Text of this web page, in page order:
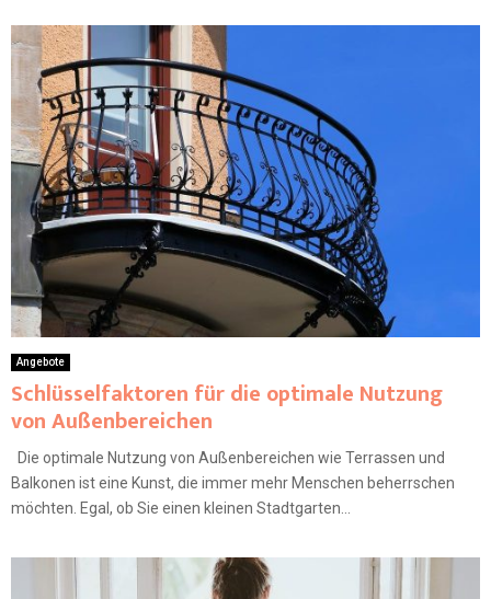
Angebote
Schlüsselfaktoren für die optimale Nutzung
von Außenbereichen
Die optimale Nutzung von Außenbereichen wie Terrassen und
Balkonen ist eine Kunst, die immer mehr Menschen beherrschen
möchten. Egal, ob Sie einen kleinen Stadtgarten...